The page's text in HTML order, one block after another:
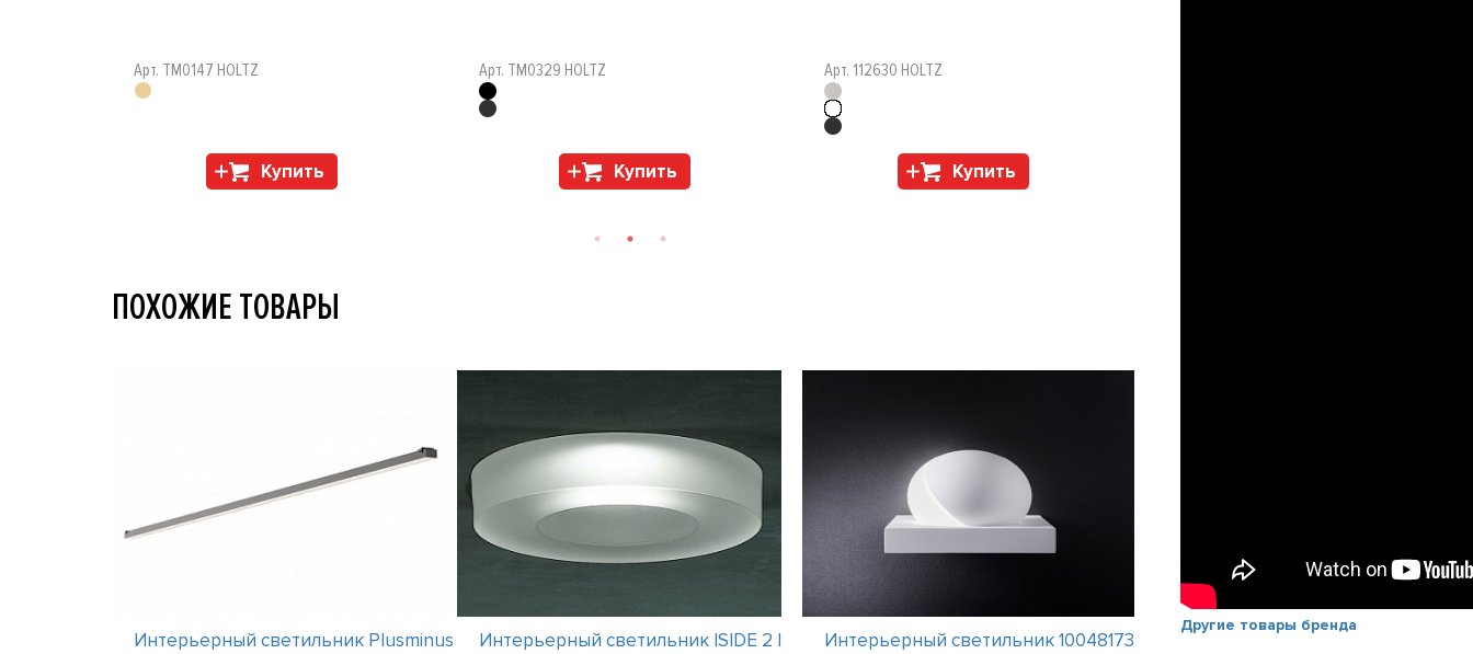
Арт. TM0147 HOLTZ
Купить
Арт. TM0329 HOLTZ
Купить
Арт. 112630 HOLTZ
Купить
ПОХОЖИЕ ТОВАРЫ
Интерьерный светильник Plusminus
Интерьерный светильник ISIDE 2 I Интерьерный светильник 10048173 Интерьерный светильник Flat
Другие товары бренда